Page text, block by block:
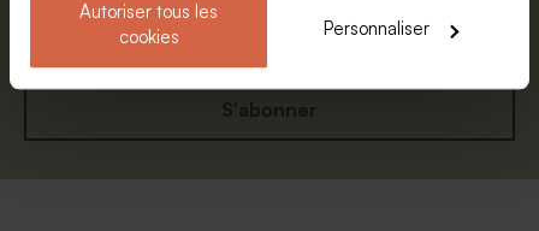
Autoriser tous les
cookies
Personnaliser
S'abonner